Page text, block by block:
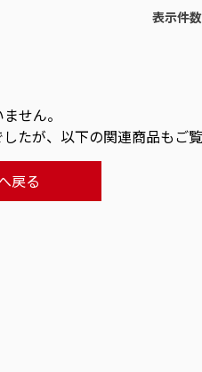
表示件
せん。
たが、以下の関連商品もご覧
戻る